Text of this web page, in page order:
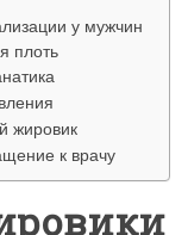
у мужчин
плоть
жировик
к врачу